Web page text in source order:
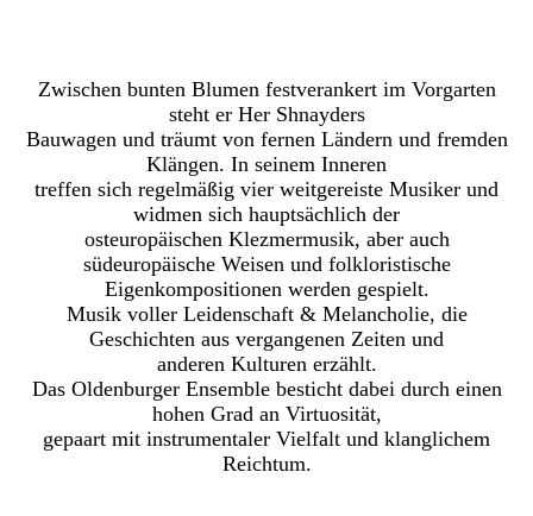
Zwischen bunten Blumen festverankert im Vorgarten
steht er Her Shnayders
Bauwagen und träumt von fernen Ländern und fremden
Klängen. In seinem Inneren
treffen sich regelmäßig vier weitgereiste Musiker und
widmen sich hauptsächlich der
osteuropäischen Klezmermusik, aber auch
südeuropäische Weisen und folkloristische
Eigenkompositionen werden gespielt.
Musik voller Leidenschaft & Melancholie, die
Geschichten aus vergangenen Zeiten und
anderen Kulturen erzählt.
Das Oldenburger Ensemble besticht dabei durch einen
hohen Grad an Virtuosität,
gepaart mit instrumentaler Vielfalt und klanglichem
Reichtum.